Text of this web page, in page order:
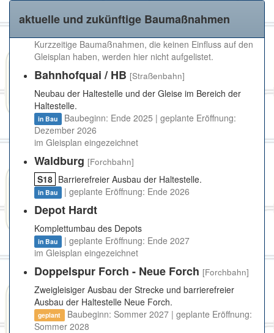
aktuelle und zukünftige Baumaßnahmen
Kurzzeitige Baumaßnahmen, die keinen Einfluss auf den
Gleisplan haben, werden hier nicht aufgelistet.
Bahnhofquai / HB [Straßenbahn]
Neubau der Haltestelle und der Gleise im Bereich der
Haltestelle.
in Bau
Baubeginn: Ende 2025 | geplante Eröffnung:
Dezember 2026
im Gleisplan eingezeichnet
Waldburg [Forchbahn]
S18 Barrierefreier Ausbau der Haltestelle.
in Bau | geplante Eröffnung: Ende 2026
Depot Hardt
Komplettumbau des Depots
in Bau
| geplante Eröffnung: Ende 2027
im Gleisplan eingezeichnet
Doppelspur Forch - Neue Forch [Forchbahn]
Zweigleisiger Ausbau der Strecke und barrierefreier
Ausbau der Haltestelle Neue Forch.
geplant
Baubeginn: Sommer 2027 | geplante Eröffnung:
Sommer 2028